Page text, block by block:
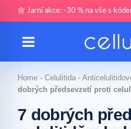
🌼 Jarní akce: -30 % na vše s
Home - Celulitida -
dobrých předsevzetí proti
7 dobrých